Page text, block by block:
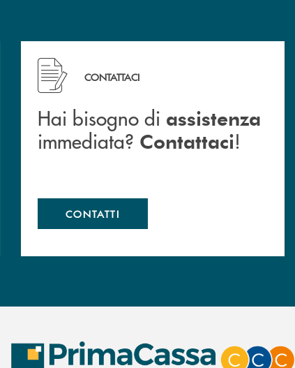
Hai bisogno di assistenza immediata? Contattaci !
CONTATTACI
Hai bisogno di assistenza
immediata? Contattaci!
CONTATTI